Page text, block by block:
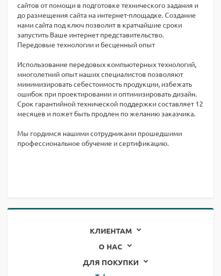
сайтов от помощи в подготовке технического задания и
до размещения сайта на интернет-площадке. Создание
нами сайта под ключ позволит в кратчайшие сроки
запустить Ваше интернет представительство.
Передовые технологии и бесценный опыт
Использование передовых компьютерных технологий,
многолетний опыт наших специалистов позволяют
минимизировать себестоимость продукции, избежать
ошибок при проектировании и оптимизировать дизайн.
Срок гарантийной технической поддержки составляет 12
месяцев и пожет быть продлен по желанию заказчика.
Мы гордимся нашими сотрудниками прошедшими
профессиональное обучение и сертификацию.
КЛИЕНТАМ
О НАС
ДЛЯ ПОКУПКИ